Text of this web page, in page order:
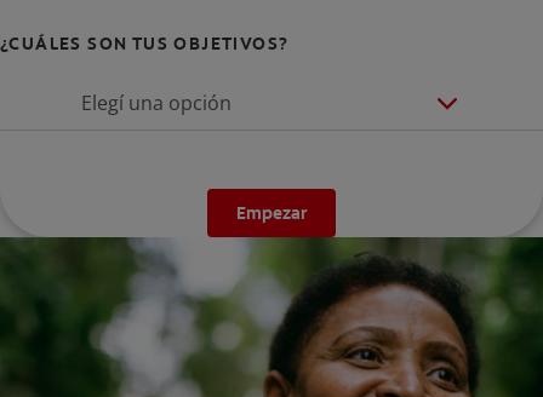
¿CUÁLES SON TUS OBJETIVOS?
Elegí una opción
Empezar